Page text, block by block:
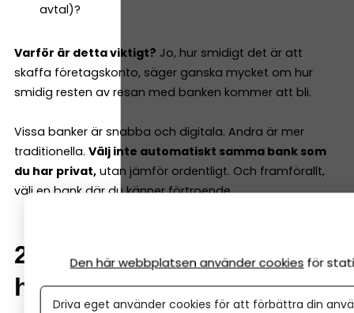
avtal)?
Varför är detta viktigt? Jo, hur smidigt det är att
skaffa företagskonto, säger ganska mycket om hur
smidig resten av resan med banken kommer att bli.
Vissa banker är snabba och digitala. Andra är mer
traditionella. Välj inte automatiskt samma bank som
du har privat, utan jämför ordentligt. Och framförallt,
välj en bank där du känner förtroende.
2. Avgifter är viktiga – men
helheten är viktigare
Den här webbplatsen använder cookies för
Driva eget använder cookies för att förbättra din